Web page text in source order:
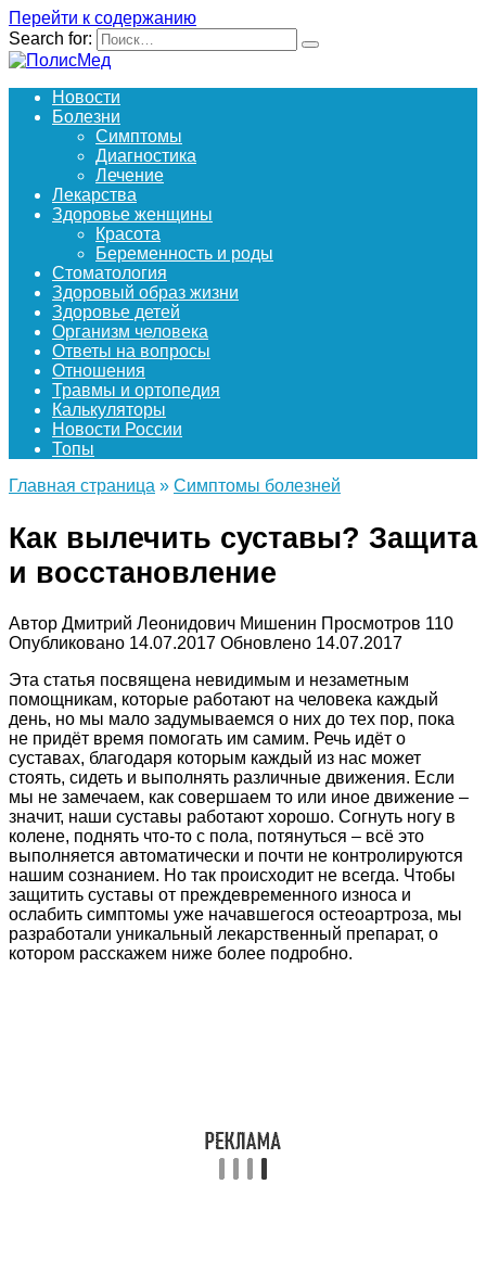
Перейти к содержанию
Search for:
Новости
Болезни
Симптомы
Диагностика
Лечение
Лекарства
Здоровье женщины
Красота
Беременность и роды
Стоматология
Здоровый образ жизни
Здоровье детей
Организм человека
Ответы на вопросы
Отношения
Травмы и ортопедия
Калькуляторы
Новости России
Топы
Главная страница » Симптомы болезней
Как вылечить суставы? Защита
и восстановление
Автор Дмитрий Леонидович Мишенин Просмотров 110
Опубликовано 14.07.2017 Обновлено 14.07.2017
Эта статья посвящена невидимым и незаметным
помощникам, которые работают на человека каждый
день, но мы мало задумываемся о них до тех пор, пока
не придёт время помогать им самим. Речь идёт о
суставах, благодаря которым каждый из нас может
стоять, сидеть и выполнять различные движения. Если
мы не замечаем, как совершаем то или иное движение –
значит, наши суставы работают хорошо. Согнуть ногу в
колене, поднять что-то с пола, потянуться – всё это
выполняется автоматически и почти не контролируются
нашим сознанием. Но так происходит не всегда. Чтобы
защитить суставы от преждевременного износа и
ослабить симптомы уже начавшегося остеоартроза, мы
разработали уникальный лекарственный препарат, о
котором расскажем ниже более подробно.